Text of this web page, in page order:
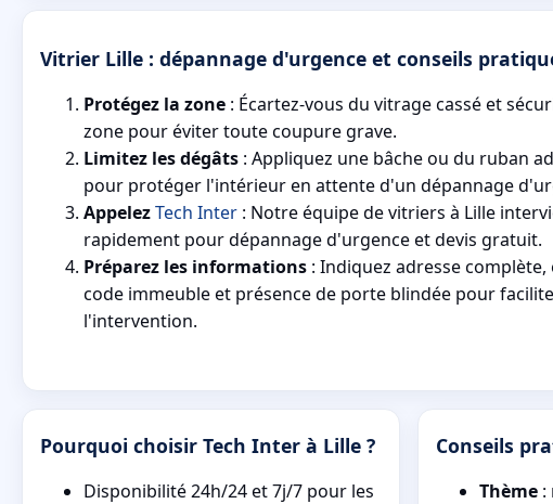
Vitrier Lille : dépannage d'urgence et conseils
Protégez la zone : Écartez-vous du vitrage cassé et
zone pour éviter toute coupure grave.
Limitez les dégâts : Appliquez une bâche ou du ruban
pour protéger l'intérieur en attente d'un dépannage
AppelezTech Inter : Notre équipe de vitriers à Lille
rapidement pour dépannage d'urgence et devis gratuit.
Préparez les informations : Indiquez adresse complète,
code immeuble et présence de porte blindée pour
l'intervention.
Pourquoi choisir Tech Inter à Lille ?
Disponibilité 24h/24 et 7j/7 pour les
Conseils
Thème :